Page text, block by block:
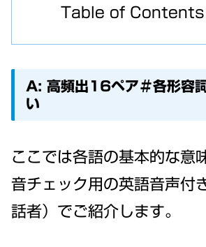
Table of Contents
A: 高頻出16ペア＃各形容
い
ここでは各語の基本的な意
音チェック用の英語音声付
話者）でご紹介します。